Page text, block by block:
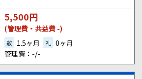
5,500円
(管理費・共益費 -)
敷 1.5ヶ月 礼 0ヶ月
管理費：-/-